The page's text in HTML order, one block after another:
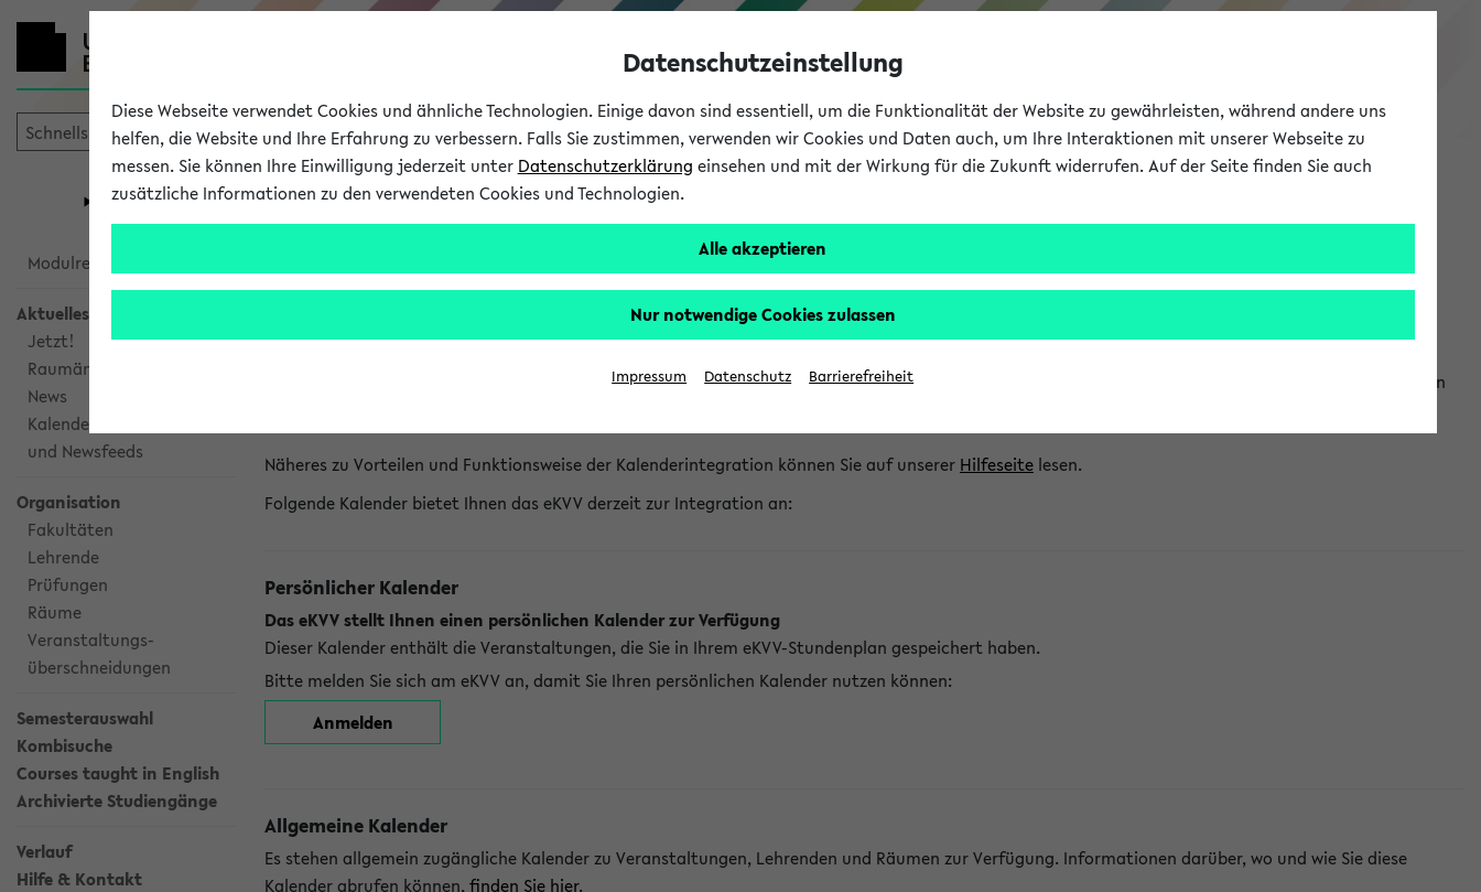
eKVV
Universität Forschung Studium
eKVV
Modulrecherche
Aktuelles
Jetzt!
Raumänderungen
News
Kalenderintegration
und Newsfeeds
Organisation
Fakultäten
Lehrende
Prüfungen
Räume
Veranstaltungs-
überschneidungen
Semesterauswahl
Kombisuche
Courses taught in English
Archivierte Studiengänge
Verlauf
Hilfe & Kontakt
Kalenderintegration und Newsfeeds
Kalenderintegration
Das eKVV bietet Ihnen die Möglichkeit, Veranstaltungstermine in eine Vielzahl von Kalenderanwendungen einzubinden. Auf diese Weise können Sie einen
Näheres zu Vorteilen und Funktionsweise der Kalenderintegration können Sie auf unserer Hilfeseite lesen.
Folgende Kalender bietet Ihnen das eKVV derzeit zur Integration an:
Persönlicher Kalender
Das eKVV stellt Ihnen einen persönlichen Kalender zur Verfügung
Dieser Kalender enthält die Veranstaltungen, die Sie in Ihrem eKVV-Stundenplan gespeichert haben.
Bitte melden Sie sich am eKVV an, damit Sie Ihren persönlichen Kalender nutzen können:
Anmelden
Allgemeine Kalender
Es stehen allgemein zugängliche Kalender zu Veranstaltungen, Lehrenden und Räumen zur Verfügung. Informationen darüber, wo und wie Sie diese
Kalender abrufen können, finden Sie hier.
Datenschutzeinstellung
Diese Webseite verwendet Cookies und ähnliche Technologien. Einige davon sind essentiell, um die Funktionalität der Website zu gewährleisten, während andere uns
helfen, die Website und Ihre Erfahrung zu verbessern. Falls Sie zustimmen, verwenden wir Cookies und Daten auch, um Ihre Interaktionen mit unserer Webseite zu
messen. Sie können Ihre Einwilligung jederzeit unter Datenschutzerklärung einsehen und mit der Wirkung für die Zukunft widerrufen. Auf der Seite finden Sie auch
zusätzliche Informationen zu den verwendeten Cookies und Technologien.
Alle akzeptieren
Nur notwendige Cookies zulassen
Impressum Datenschutz Barrierefreiheit